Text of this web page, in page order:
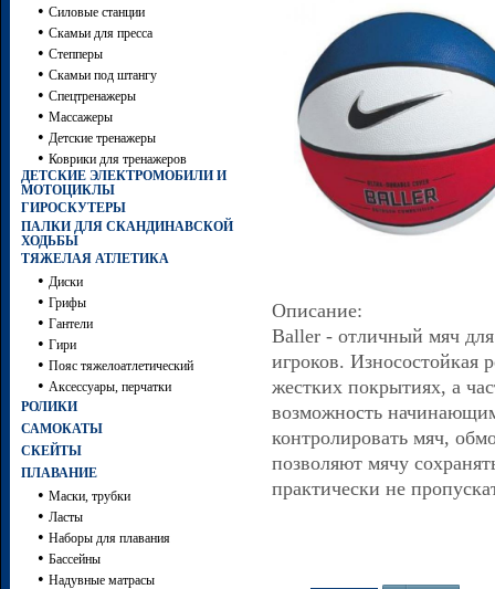
• Силовые станции
• Скамьи для пресса
• Степперы
• Скамьи под штангу
• Спецтренажеры
• Массажеры
• Детские тренажеры
• Коврики для тренажеров
ДЕТСКИЕ ЭЛЕКТРОМОБИЛИ И
МОТОЦИКЛЫ
ГИРОСКУТЕРЫ
ПАЛКИ ДЛЯ СКАНДИНАВСКОЙ
ХОДЬБЫ
ТЯЖЕЛАЯ АТЛЕТИКА
• Диски
• Грифы
• Гантели
• Гири
• Пояс тяжелоатлетический
• Аксессуары, перчатки
РОЛИКИ
САМОКАТЫ
СКЕЙТЫ
ПЛАВАНИЕ
• Маски, трубки
• Ласты
• Наборы для плавания
• Бассейны
• Надувные матрасы
Описание:
Baller - отличный мяч
игроков. Износостойкая
жестких покрытиях, а
возможность
контролировать мяч,
позволяют мячу
практически не